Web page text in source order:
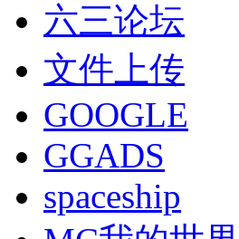
六三论坛
文件上传
GOOGLE
GGADS
spaceship